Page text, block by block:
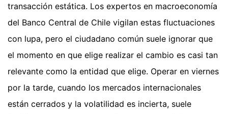
transacción estática. Los expertos en macroeconomía
del Banco Central de Chile vigilan estas fluctuaciones
con lupa, pero el ciudadano común suele ignorar que
el momento en que elige realizar el cambio es casi tan
relevante como la entidad que elige. Operar en viernes
por la tarde, cuando los mercados internacionales
están cerrados y la volatilidad es incierta, suele